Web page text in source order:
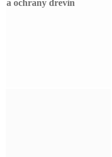
a ochrany drevín